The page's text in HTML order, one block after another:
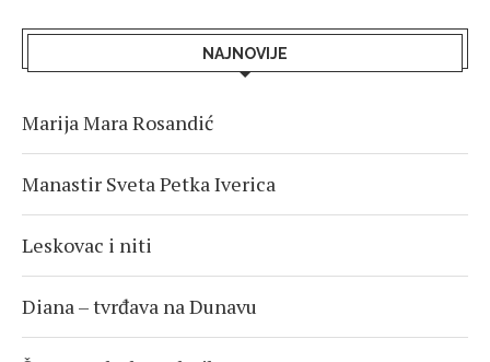
NAJNOVIJE
Marija Mara Rosandić
Manastir Sveta Petka Iverica
Leskovac i niti
Diana – tvrđava na Dunavu